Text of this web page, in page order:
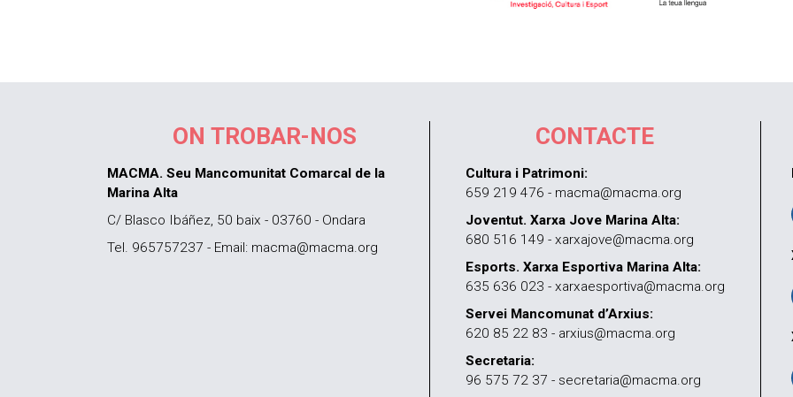
ON TROBAR-NOS
MACMA. Seu Mancomunitat Comarcal de la
Marina Alta
C/ Blasco Ibáñez, 50 baix - 03760 - Ondara
Tel. 965757237 - Email: macma@macma.org
CONTACTE
Cultura i Patrimoni:
659 219 476 - macma@macma.org
Joventut. Xarxa Jove Marina Alta:
680 516 149 - xarxajove@macma.org
Esports. Xarxa Esportiva Marina Alta:
635 636 023 - xarxaesportiva@macma.org
Servei Mancomunat d’Arxius:
620 85 22 83 - arxius@macma.org
Secretaria:
96 575 72 37 - secretaria@macma.org